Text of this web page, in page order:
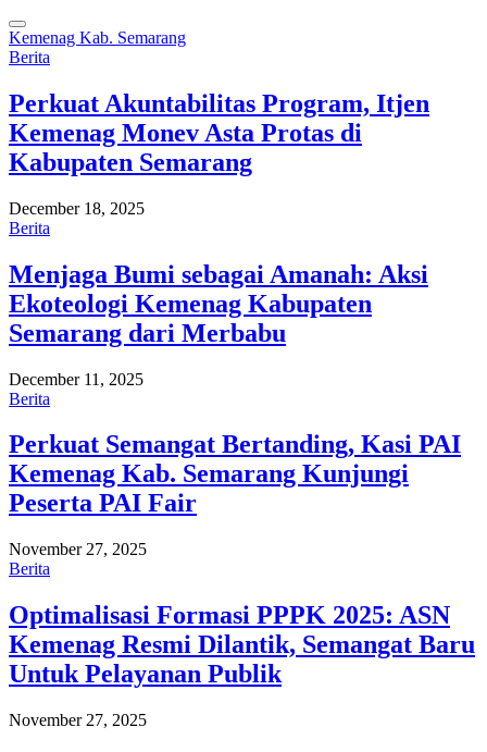
Kemenag Kab. Semarang
Berita
Perkuat Akuntabilitas Program, Itjen
Kemenag Monev Asta Protas di
Kabupaten Semarang
December 18, 2025
Berita
Menjaga Bumi sebagai Amanah: Aksi
Ekoteologi Kemenag Kabupaten
Semarang dari Merbabu
December 11, 2025
Berita
Perkuat Semangat Bertanding, Kasi PAI
Kemenag Kab. Semarang Kunjungi
Peserta PAI Fair
November 27, 2025
Berita
Optimalisasi Formasi PPPK 2025: ASN
Kemenag Resmi Dilantik, Semangat Baru
Untuk Pelayanan Publik
November 27, 2025